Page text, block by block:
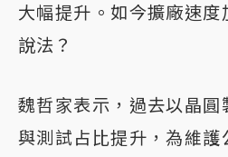
大幅提升。如今擴廠速
說法？
魏哲家表示，過去以晶
與測試占比提升，為維